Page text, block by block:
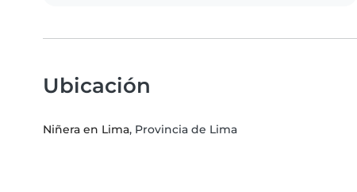
Ubicación
Niñera en Lima, Provincia de Lima